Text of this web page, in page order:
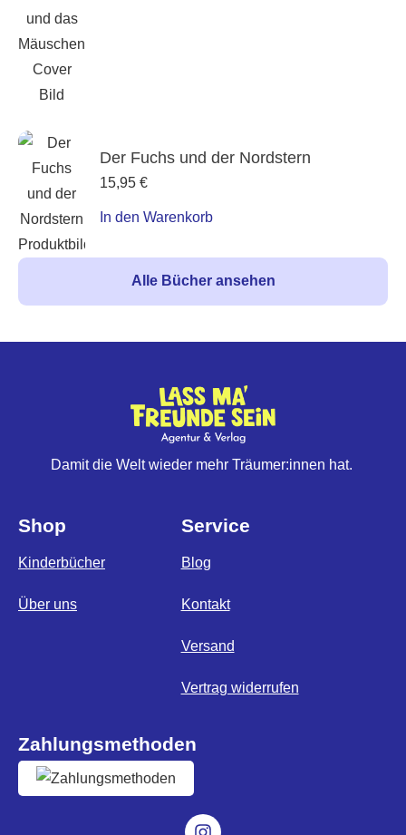
Der Fuchs und der Nordstern
15,95 €
In den Warenkorb
Alle Bücher ansehen
Damit die Welt wieder mehr Träumer:innen hat.
Shop
Kinderbücher
Über uns
Service
Blog
Kontakt
Versand
Vertrag widerrufen
Zahlungsmethoden